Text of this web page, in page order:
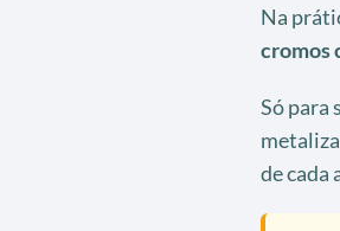
Na
cromos
Só para
de cada